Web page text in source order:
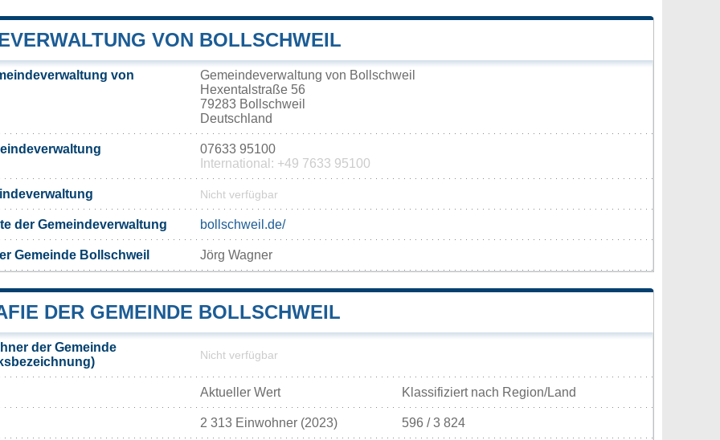
VON BOLLSCHWEIL
von
Gemeindeverwaltung von Bollschweil
Hexentalstraße 56
79283 Bollschweil
Deutschland
07633 95100
International: +49 7633 95100
Nicht verfügbar
der Gemeindeverwaltung bollschweil.de/
Gemeinde Bollschweil Jörg Wagner
DER GEMEINDE BOLLSCHWEIL
der Gemeinde
Nicht verfügbar
Aktueller Wert Klassifiziert nach Region/Land
2 313 Einwohner (2023) 596 / 3 824